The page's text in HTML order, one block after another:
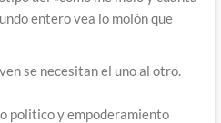
entero vea lo molón que
se necesitan el uno al otro.
politico y empoderamiento